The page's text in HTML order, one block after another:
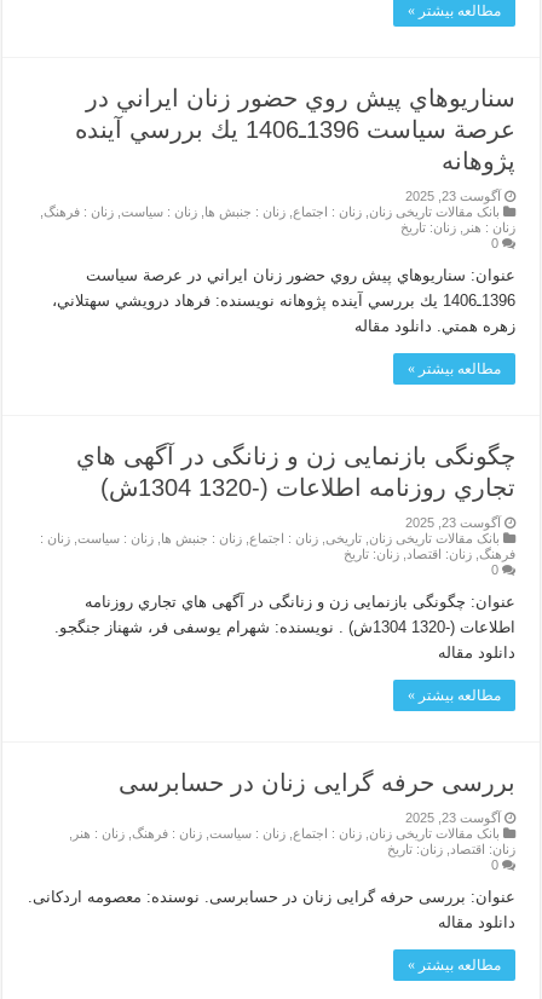
مطالعه بیشتر »
سناريوهاي پيش روي حضور زنان ايراني در
عرصة سياست 1396ـ1406 يك بررسي آينده
پژوهانه
آگوست 23, 2025
بانک مقالات تاریخی زنان ,زنان : اجتماع ,زنان : جنبش ها ,زنان : سیاست ,زنان : فرهنگ
زنان : هنر
,زنان: تاریخ
0
عنوان: سناريوهاي پيش روي حضور زنان ايراني در عرصة سياست
1396ـ1406 يك بررسي آينده پژوهانه نویسنده: فرهاد درويشي سهتلاني،
زهره همتي. دانلود مقاله
مطالعه بیشتر »
چگونگی بازنمایی زن و زنانگی در آگهی هاي
تجاري روزنامه اطلاعات (-1320 1304ش)
آگوست 23, 2025
بانک مقالات تاریخی زنان ,تاریخی ,زنان : اجتماع ,زنان : جنبش ها ,زنان : سیاست ,زنان :
فرهنگ ,زنان: اقتصاد ,زنان: تاریخ
0
عنوان: چگونگی بازنمایی زن و زنانگی در آگهی هاي تجاري روزنامه
اطلاعات (-1320 1304ش) . نویسنده: شهرام یوسفی فر، شهناز جنگجو.
دانلود مقاله
مطالعه بیشتر »
بررسی حرفه گرایی زنان در حسابرسی
آگوست 23, 2025
بانک مقالات تاریخی زنان ,زنان : اجتماع ,زنان : سیاست ,زنان : فرهنگ ,زنان : هنر
زنان: اقتصاد
,زنان: تاریخ
0
عنوان: بررسی حرفه گرایی زنان در حسابرسی. نوسنده: معصومه اردکانی.
دانلود مقاله
مطالعه بیشتر »